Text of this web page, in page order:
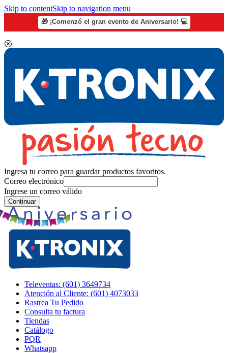
Skip to contentSkip to navigation menu
🎁 ¡Comenzó el gran evento de Aniversario! 💻
Ingresa tu correo para guardar productos favoritos.
Correo electrónico
Ingrese un correo válido
Continuar
Televentas: (601) 3649734
Atención al Cliente: (601) 4073033
Rastrea Tu Pedido
Consulta tu factura
Tiendas
Catálogo
PQR
Whatsapp